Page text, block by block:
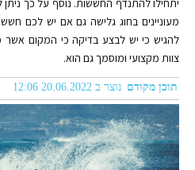
יתחילו להתנדף החששות. נוסף על כך
מעוניינים בחוג גלישה גם אם יש לכם
להגיש כי יש לבצע בדיקה כי המקום אשר
צוות מקצועי ומוסמך גם הוא.
תוכן מקודם נוצר ב 20.06.2022 12:06